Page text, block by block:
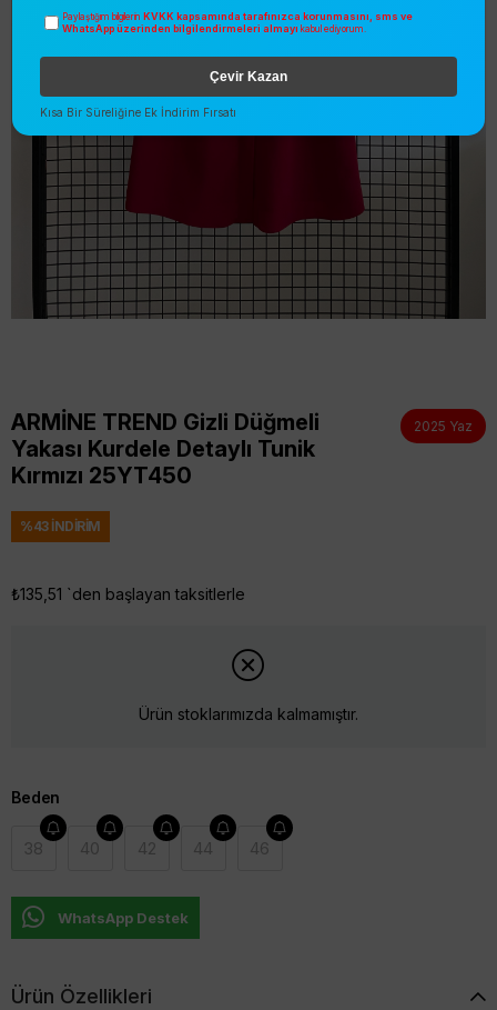
ARMİNE TREND Gizli Düğmeli
Yakası Kurdele Detaylı Tunik
Kırmızı 25YT450
2025 Yaz
%43İNDIRIM
₺135,51 `den başlayan taksitlerle
Ürün stoklarımızda kalmamıştır.
Beden
38 40 42 44 46
WhatsApp Destek
Ürün Özellikleri
Paylaştığım bilgilerin KVKK kapsamında tarafınızca korunmasını, sms ve
WhatsApp üzerinden bilgilendirmeleri almayı kabul ediyorum.
Çevir Kazan
Kısa Bir Süreliğine Ek İndirim Fırsatı